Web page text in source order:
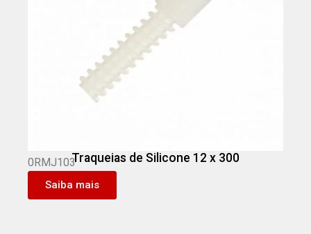
Traqueias de Silicone 12 x 300
0RMJ103
Saiba mais